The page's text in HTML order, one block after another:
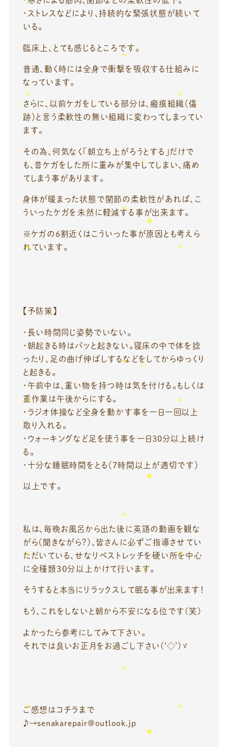
・ストレスなどにより、持続的な緊張状態が続いて
いる。
臨床上、とても感じるところです。
普通、動く時には全身で衝撃を吸収する仕組みに
なっています。
さらに、以前ケガをしている部分は、瘢痕組織（傷
跡）と言う柔軟性の無い組織に変わってしまってい
ます。
その為、何気なく「朝立ち上がろうとする」だけで
も、昔ケガをした所に重みが集中してしまい、痛め
てしまう事があります。
身体が暖まった状態で関節の柔軟性があれば、こ
ういったケガを未然に軽減する事が出来ます。
※ケガの6割近くはこういった事が原因とも考えら
れています。
【予防策】
・長い時間同じ姿勢でいない。
・朝起きる時はパッと起きない。寝床の中で体を捻
ったり、足の曲げ伸ばしするなどをしてからゆっくり
と起きる。
・午前中は、重い物を持つ時は気を付ける。もしくは
重作業は午後からにする。
・ラジオ体操など全身を動かす事を一日一回以上
取り入れる。
・ウォーキングなど足を使う事を一日30分以上続け
る。
・十分な睡眠時間をとる（7時間以上が適切です）
以上です。
私は、毎晩お風呂から出た後に英語の動画を観な
がら（聞きながら？）、皆さんに必ずご指導させてい
ただいている、せなリペストレッチを硬い所を中心
に全種類３０分以上かけて行います。
そうすると本当にリラックスして眠る事が出来ます！
もう、これをしないと朝から不安になる位です(笑)
よかったら参考にしてみて下さい。
それでは良いお正月をお過ごし下さい(‘◇’)ゞ
ご感想はコチラまで
♪→senakarepair@outlook.jp